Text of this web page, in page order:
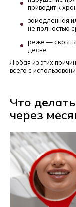
приводит к
замедленная
не полностью
реже —
десне
Любая из этих
всего с
Что
через